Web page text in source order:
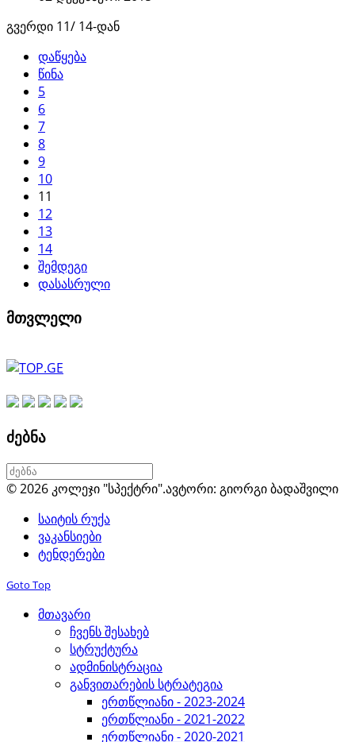
გვერდი 11/ 14-დან
დაწყება
წინა
5
6
7
8
9
10
11
12
13
14
შემდეგი
დასასრული
მთვლელი
ძებნა
© 2026 კოლეჯი "სპექტრი".ავტორი: გიორგი ბადაშვილი
საიტის რუქა
ვაკანსიები
ტენდერები
Goto Top
მთავარი
ჩვენს შესახებ
სტრუქტურა
ადმინისტრაცია
განვითარების სტრატეგია
ერთწლიანი - 2023-2024
ერთწლიანი - 2021-2022
ერთწლიანი - 2020-2021